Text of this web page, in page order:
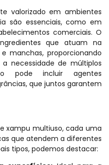
valorizado em ambientes
são essenciais, como em
comerciais. O
que atuam na
manchas, proporcionando
necessidade de múltiplos
pode incluir agentes
que juntos garantem
xampu multiuso, cada uma
que atendem a diferentes
tipos, podemos destacar: